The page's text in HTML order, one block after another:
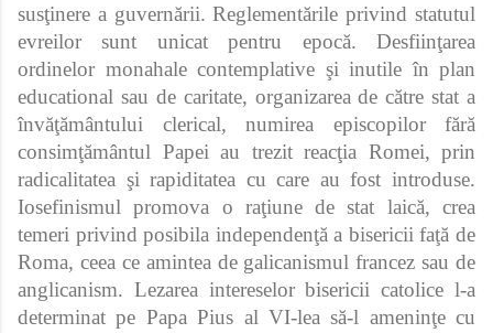
susţinere a guvernării. Reglementările privind statutul
evreilor sunt unicat pentru epocă. Desfiinţarea
ordinelor monahale contemplative şi inutile în plan
educational sau de caritate, organizarea de către stat a
învăţământului clerical, numirea episcopilor fără
consimţământul Papei au trezit reacţia Romei, prin
radicalitatea şi rapiditatea cu care au fost introduse.
Iosefinismul promova o raţiune de stat laică, crea
temeri privind posibila independenţă a bisericii faţă de
Roma, ceea ce amintea de galicanismul francez sau de
anglicanism. Lezarea intereselor bisericii catolice l-a
determinat pe Papa Pius al VI-lea să-l ameninţe cu